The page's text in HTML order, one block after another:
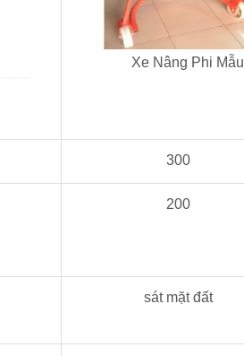
Xe Nâng Phi Mẫu
300
200
sát mặt đất